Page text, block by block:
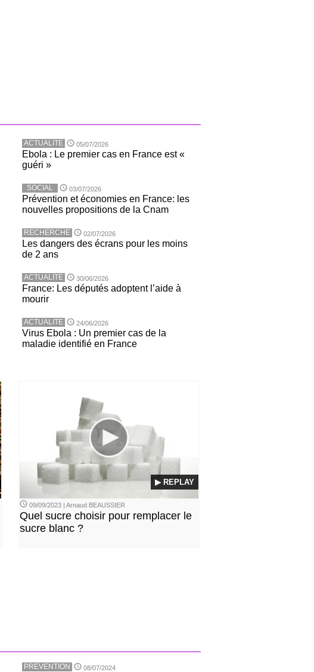
ACTUALITE 05/07/2026
Ebola : Le premier cas en France est «
guéri »
SOCIAL 03/07/2026
Prévention et économies en France: les
nouvelles propositions de la Cnam
RECHERCHE 02/07/2026
Les dangers des écrans pour les moins
de 2 ans
ACTUALITE 30/06/2026
France: Les députés adoptent l’aide à
mourir
ACTUALITE 24/06/2026
Virus Ebola : Un premier cas de la
maladie identifié en France
▶ REPLAY
09/09/2023 | Arnaud BEAUSSIER
Quel sucre choisir pour remplacer le
sucre blanc ?
PREVENTION 08/07/2024